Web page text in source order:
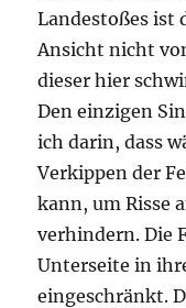
Landestoßes ist
Ansicht nicht
dieser hier
Den einzigen
ich darin, dass
Verkippen der
kann, um Risse
verhindern. Die
Unterseite in
eingeschränkt.